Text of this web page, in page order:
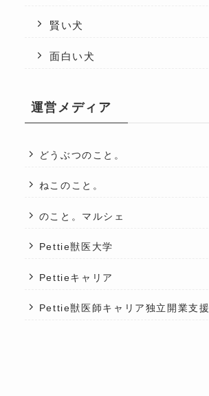
賢い犬
面白い犬
運営メディア
どうぶつのこと。
ねこのこと。
のこと。マルシェ
Pettie獣医大学
Pettieキャリア
Pettie獣医師キャリア独立開業支援